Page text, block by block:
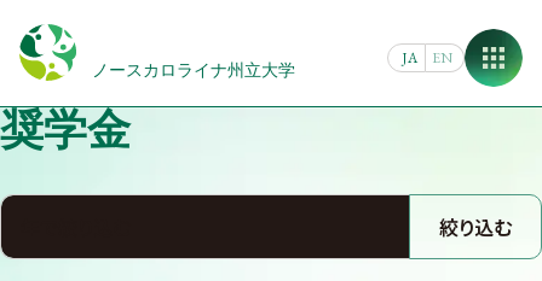
content
ノースカロライナ州立大学
JA EN
奨学金
絞り込む